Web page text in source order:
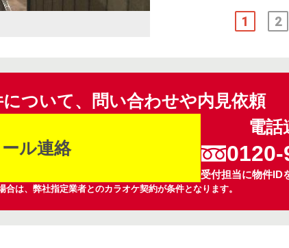
1 2
について、問い合わせや内見依頼
ル連絡
電話
受付担当に物件ID
は、弊社指定業者とのカラオケ契約が条件となります。